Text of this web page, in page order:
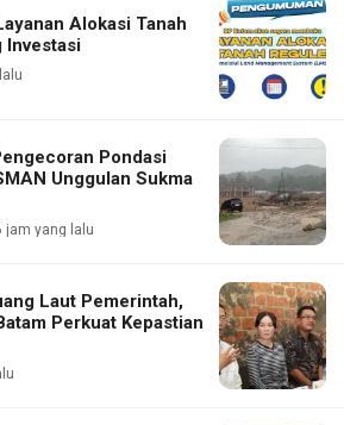
Alokasi Tanah
Investasi
Pondasi
Unggulan Sukma
jam yang lalu
Laut Pemerintah,
Perkuat Kepastian